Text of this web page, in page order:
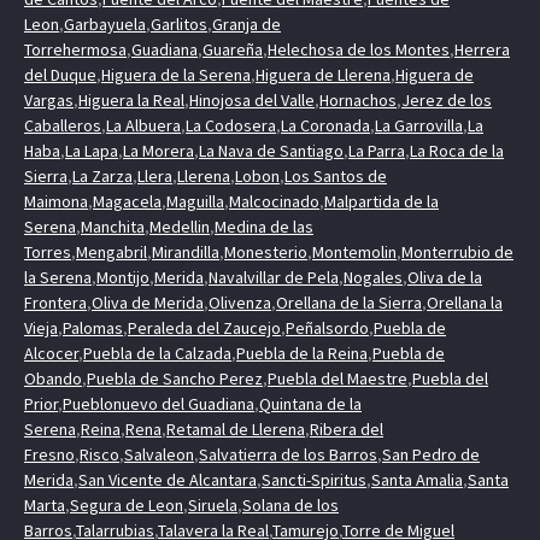
Leon,Garbayuela,Garlitos,Granja de
Torrehermosa,Guadiana,Guareña,Helechosa de los Montes,Herrera
del Duque,Higuera de la Serena,Higuera de Llerena,Higuera de
Vargas,Higuera la Real,Hinojosa del Valle,Hornachos,Jerez de los
Caballeros,La Albuera,La Codosera,La Coronada,La Garrovilla,La
Haba,La Lapa,La Morera,La Nava de Santiago,La Parra,La Roca de la
Sierra,La Zarza,Llera,Llerena,Lobon,Los Santos de
Maimona,Magacela,Maguilla,Malcocinado,Malpartida de la
Serena,Manchita,Medellin,Medina de las
Torres,Mengabril,Mirandilla,Monesterio,Montemolin,Monterrubio de
la Serena,Montijo,Merida,Navalvillar de Pela,Nogales,Oliva de la
Frontera,Oliva de Merida,Olivenza,Orellana de la Sierra,Orellana la
Vieja,Palomas,Peraleda del Zaucejo,Peñalsordo,Puebla de
Alcocer,Puebla de la Calzada,Puebla de la Reina,Puebla de
Obando,Puebla de Sancho Perez,Puebla del Maestre,Puebla del
Prior,Pueblonuevo del Guadiana,Quintana de la
Serena,Reina,Rena,Retamal de Llerena,Ribera del
Fresno,Risco,Salvaleon,Salvatierra de los Barros,San Pedro de
Merida,San Vicente de Alcantara,Sancti-Spiritus,Santa Amalia,Santa
Marta,Segura de Leon,Siruela,Solana de los
Barros,Talarrubias,Talavera la Real,Tamurejo,Torre de Miguel